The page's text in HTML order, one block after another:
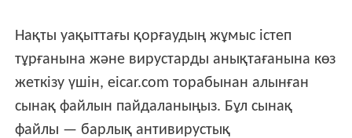
Нақты уақыттағы қорғаудың жұмыс істеп
тұрғанына және вирустарды анықтағанына көз
жеткізу үшін, eicar.com торабынан алынған
сынақ файлын пайдаланыңыз. Бұл сынақ
файлы — барлық антивирустық